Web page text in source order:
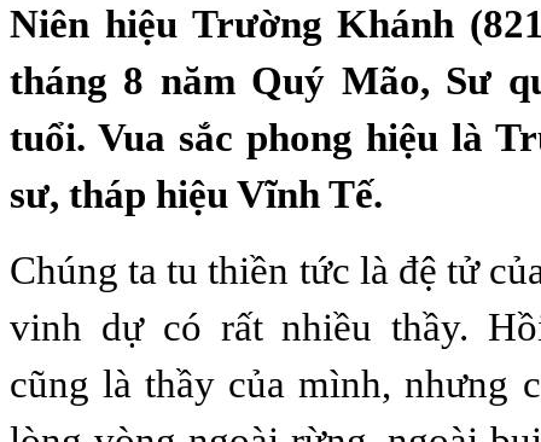
Niên hiệu Trường Khánh
tháng 8 năm Quý Mão, Sư
tuổi. Vua sắc phong hiệu là
sư, tháp hiệu Vĩnh Tế.
Chúng ta tu thiền tức là đệ tử
vinh dự có rất nhiều thầy.
cũng là thầy của mình, nhưng